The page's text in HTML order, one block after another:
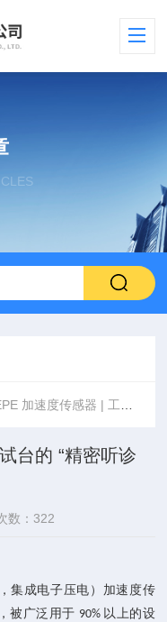
加速度传感器 | 工业测试台的 “精密听诊器”
台的 “精密听诊
数：322
集成电子压电）加速度传
被广泛用于 90% 以上的设